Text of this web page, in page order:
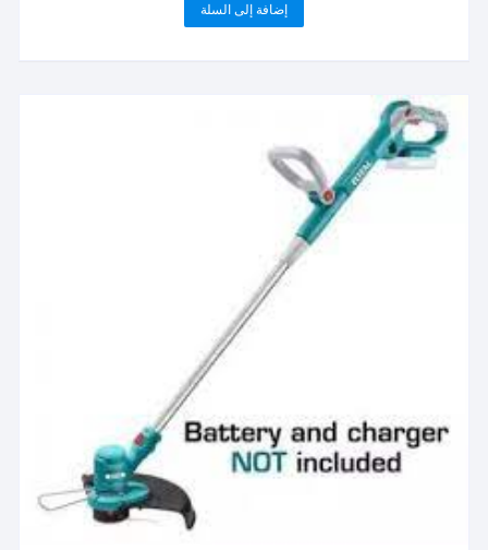
إضافة إلى السلة